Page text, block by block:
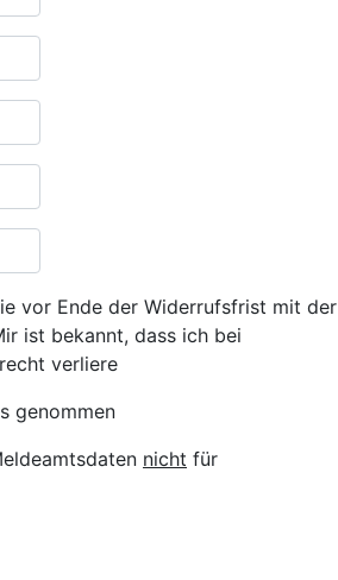
vor Ende der Widerrufsfrist mit der
ist bekannt, dass ich bei
verliere
genommen
nicht für